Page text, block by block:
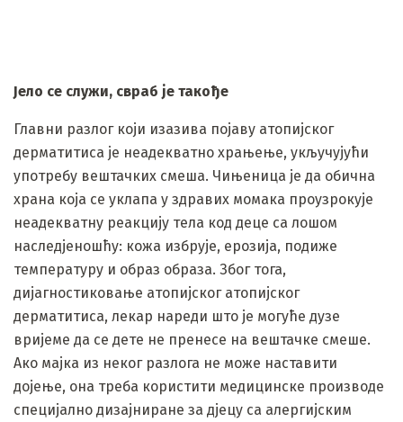
Јело се служи, свраб је такође
Главни разлог који изазива појаву атопијског
дерматитиса је неадекватно храњење, укључујући
употребу вештачких смеша. Чињеница је да обична
храна која се уклапа у здравих момака проузрокује
неадекватну реакцију тела код деце са лошом
наследјеношћу: кожа избрује, ерозија, подиже
температуру и образ образа. Због тога,
дијагностиковање атопијског атопијског
дерматитиса, лекар нареди што је могуће дузе
вријеме да се дете не пренесе на вештачке смеше.
Ако мајка из неког разлога не може наставити
дојење, она треба користити медицинске производе
специјално дизајниране за дјецу са алергијским